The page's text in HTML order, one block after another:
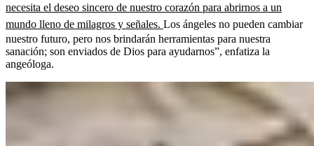
necesita el deseo sincero de nuestro corazón para abrirnos a un
mundo lleno de milagros y señales. Los ángeles no pueden cambiar
nuestro futuro, pero nos brindarán herramientas para nuestra
sanación; son enviados de Dios para ayudarnos”, enfatiza la
angeóloga.